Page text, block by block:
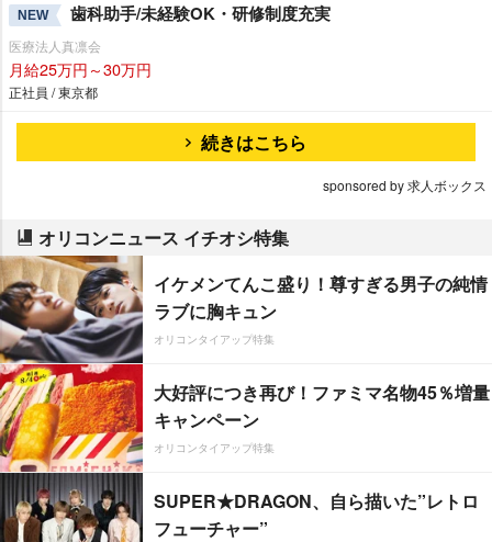
NEW 歯科助手/未経験OK・研修制度充実
医療法人真凛会
月給25万円～30万円
正社員 / 東京都
続きはこちら
sponsored by 求人ボックス
オリコンニュース イチオシ特集
イケメンてんこ盛り！尊すぎる男子の純情
ラブに胸キュン
オリコンタイアップ特集
大好評につき再び！ファミマ名物45％増量
キャンペーン
オリコンタイアップ特集
SUPER★DRAGON、自ら描いた”レトロ
フューチャー”